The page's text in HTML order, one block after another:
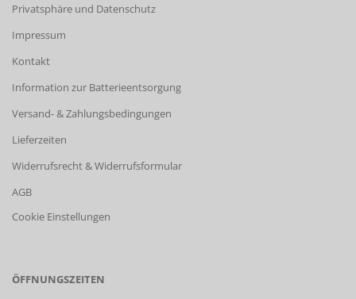
Privatsphäre und Datenschutz
Impressum
Kontakt
Information zur Batterieentsorgung
Versand- & Zahlungsbedingungen
Lieferzeiten
Widerrufsrecht & Widerrufsformular
AGB
Cookie Einstellungen
ÖFFNUNGSZEITEN